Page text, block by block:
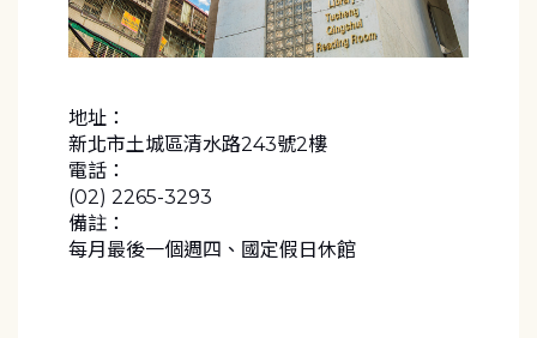
地址：
新北市土城區清水路243號2樓
電話：
(02) 2265-3293
備註：
每月最後一個週四、國定假日休館